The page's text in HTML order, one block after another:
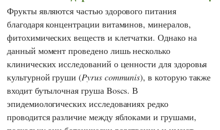
Фрукты являются частью здорового питания
благодаря концентрации витаминов, минералов,
фитохимических веществ и клетчатки. Однако на
данный момент проведено лишь несколько
клинических исследований о ценности для здоровья
культурной груши (Pyrus communis), в которую также
входит бутылочная груша Boscs. В
эпидемиологических исследованиях редко
проводится различие между яблоками и грушами,